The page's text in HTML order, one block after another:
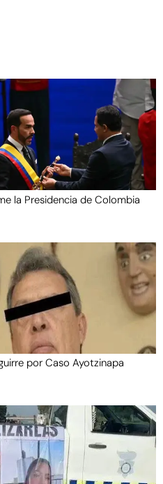
la Presidencia de Colombia
por Caso Ayotzinapa